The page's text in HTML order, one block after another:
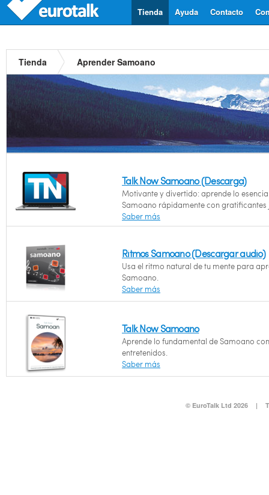
Contacto
Ayuda
Tienda
Tienda Aprender Samoano
Talk Now Samoano (Descarga)
Motivante y divertido: aprende lo
Samoano rápidamente con gratificantes
Saber más
Ritmos Samoano (Descargar audio)
Usa el ritmo natural de tu mente para
Samoano.
Saber más
Talk Now Samoano
Aprende lo fundamental de Samoano
entretenidos.
Saber más
© EuroTalk Ltd 2026 |